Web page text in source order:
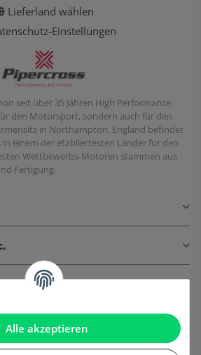
Alle akzeptieren
Lieferland wählen
Einstellungen
seit über 35 Jahren High Performance
den Motorsport, sondern auch für den
in Northampton, England befindet
in einem der etabliertesten Länder für den
Wettbewerbs-Motoren stammen aus
Fertigung.